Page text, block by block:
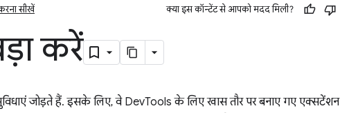
सीखें क्या इस कॉन्टेंट से आपको मदद मिली?
करें
जोड़ते हैं. इसके लिए, वे DevTools के लिए खास तौर पर बनाए गए एक्सटेंशन